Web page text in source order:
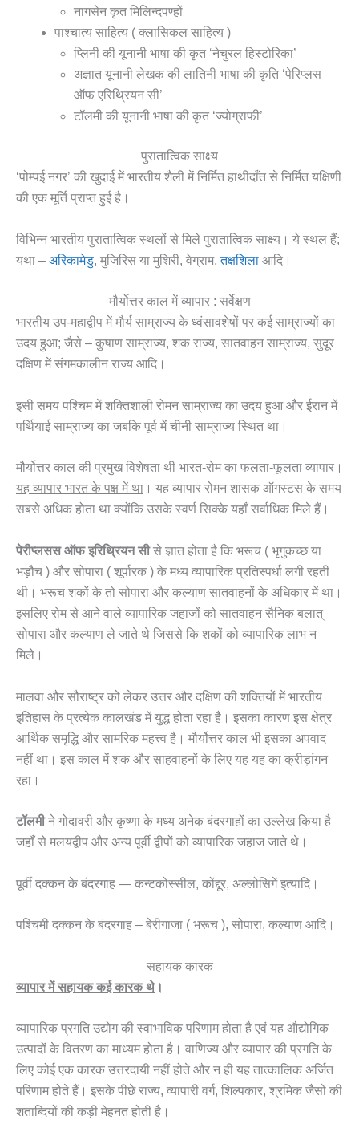
नागसेन कृत मिलिन्दपण्हों
पाश्चात्य साहित्य ( क्लासिकल साहित्य )
प्लिनी की यूनानी भाषा की कृत ‘नेचुरल हिस्टोरिका’
अज्ञात यूनानी लेखक की लातिनी भाषा की कृति ‘पेरिप्लस
ऑफ एरिथ्रियन सी’
टॉलमी की यूनानी भाषा की कृत ‘ज्योग्राफी’
पुरातात्विक साक्ष्य
‘पोम्पई नगर’ की खुदाई में भारतीय शैली में निर्मित हाथीदाँत से निर्मित यक्षिणी
की एक मूर्ति प्राप्त हुई है।
विभिन्न भारतीय पुरातात्विक स्थलों से मिले पुरातात्विक साक्ष्य। ये स्थल हैं;
यथा – अरिकामेडु, मुजिरिस या मुशिरी, वेग्राम,तक्षशिला आदि।
मौर्योत्तर काल में व्यापार : सर्वेक्षण
भारतीय उप-महाद्वीप में मौर्य साम्राज्य के ध्वंसावशेषों पर कई साम्राज्यों का
उदय हुआ; जैसे – कुषाण साम्राज्य, शक राज्य, सातवाहन साम्राज्य, सुदूर
दक्षिण में संगमकालीन राज्य आदि।
इसी समय पश्चिम में शक्तिशाली रोमन साम्राज्य का उदय हुआ और ईरान में
पर्थियाई साम्राज्य का जबकि पूर्व में चीनी साम्राज्य स्थित था।
मौर्योत्तर काल की प्रमुख विशेषता थी भारत-रोम का फलता-फूलता व्यापार।
यह व्यापार भारत के पक्ष में था । यह व्यापार रोमन शासक ऑगस्टस के समय
सबसे अधिक होता था क्योंकि उसके स्वर्ण सिक्के यहाँ सर्वाधिक मिले हैं।
पेरीप्लसस ऑफ इरिथ्रियन सीसे ज्ञात होता है कि भरूच ( भृगुकच्छ या
भड़ौच ) और सोपारा ( शूर्पारक ) के मध्य व्यापारिक प्रतिस्पर्धा लगी रहती
थी। भरूच शकों के तो सोपारा और कल्याण सातवाहनों के अधिकार में था।
इसलिए रोम से आने वाले व्यापारिक जहाजों को सातवाहन सैनिक बलात्
सोपारा और कल्याण ले जाते थे जिससे कि शकों को व्यापारिक लाभ न
मिले।
मालवा और सौराष्ट्र को लेकर उत्तर और दक्षिण की शक्तियों में भारतीय
इतिहास के प्रत्येक कालखंड में युद्ध होता रहा है। इसका कारण इस क्षेत्र
आर्थिक समृद्धि और सामरिक महत्त्व है। मौर्योत्तर काल भी इसका अपवाद
नहीं था। इस काल में शक और साहवाहनों के लिए यह यह का क्रीड़ांगन
रहा।
टॉलमीने गोदावरी और कृष्णा के मध्य अनेक बंदरगाहों का उल्लेख किया है
जहाँ से मलयद्वीप और अन्य पूर्वी द्वीपों को व्यापारिक जहाज जाते थे।
पूर्वी दक्कन के बंदरगाह — कन्टकोस्सील, कोंद्दूर, अल्लोसिगें इत्यादि।
पश्चिमी दक्कन के बंदरगाह – बेरीगाजा ( भरूच ), सोपारा, कल्याण आदि।
सहायक कारक
व्यापार में सहायक कई कारक थे।
व्यापारिक प्रगति उद्योग की स्वाभाविक परिणाम होता है एवं यह औद्योगिक
उत्पादों के वितरण का माध्यम होता है। वाणिज्य और व्यापार की प्रगति के
लिए कोई एक कारक उत्तरदायी नहीं होते और न ही यह तात्कालिक अर्जित
परिणाम होते हैं। इसके पीछे राज्य, व्यापारी वर्ग, शिल्पकार, श्रमिक जैसों की
शताब्दियों की कड़ी मेहनत होती है।